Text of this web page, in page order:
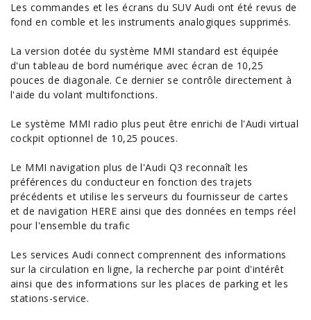
Les commandes et les écrans du SUV Audi ont été revus de
fond en comble et les instruments analogiques supprimés.
La version dotée du système MMI standard est équipée
d'un tableau de bord numérique avec écran de 10,25
pouces de diagonale. Ce dernier se contrôle directement à
l'aide du volant multifonctions.
Le système MMI radio plus peut être enrichi de l'Audi virtual
cockpit optionnel de 10,25 pouces.
Le MMI navigation plus de l'Audi Q3 reconnaît les
préférences du conducteur en fonction des trajets
précédents et utilise les serveurs du fournisseur de cartes
et de navigation HERE ainsi que des données en temps réel
pour l'ensemble du trafic
Les services Audi connect comprennent des informations
sur la circulation en ligne, la recherche par point d'intérêt
ainsi que des informations sur les places de parking et les
stations-service.